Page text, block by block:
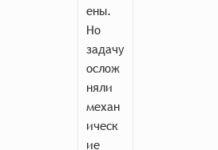
ены.
Но
задачу
ослож
няли
механ
ическ
ие